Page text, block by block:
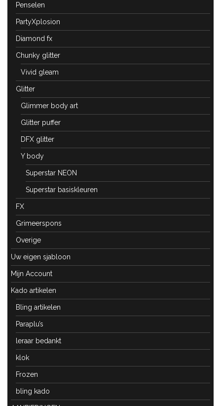
Penselen
PartyXplosion
Diamond fx
Chunky glitter
Vivid gleam
Glitter
Glimmer body art
Glitter puffer
DFX glitter
Y body
Superstar NEON
Superstar basiskleuren
FX
Grimeerspons
Overige
Uw eigen sjabloon
Mijn Account
Kado artikelen
Bling artikelen
Paraplu’s
leraar bedankt
klok
Frozen
bling kado